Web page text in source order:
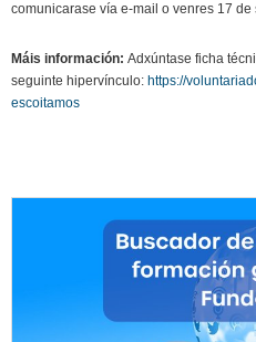
comunicarase vía e-mail o venres 17 de
Máis información: Adxúntase ficha
seguinte hipervínculo: https://
escoitamos